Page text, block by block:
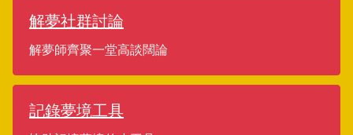
解夢社群討論
解夢師齊聚一堂高談闊論
記錄夢境工具